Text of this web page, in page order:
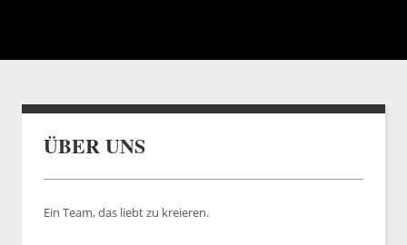
ÜBER UNS
Ein Team, das liebt zu kreieren.